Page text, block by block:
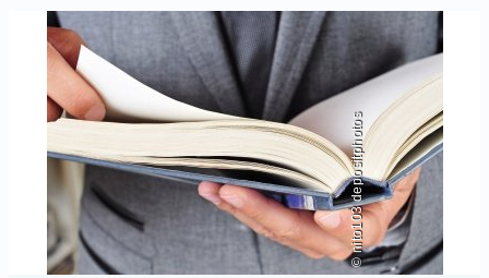
© nito103 depositphotos